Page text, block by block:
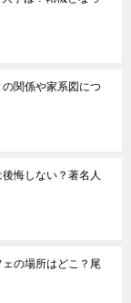
関係や家系図につ
悔しない？著名人
の場所はどこ？尾